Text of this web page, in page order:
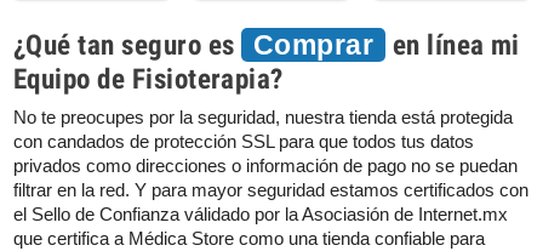
¿Qué tan seguro es Comprar
en línea mi
Equipo de Fisioterapia?
No te preocupes por la seguridad, nuestra tienda está protegida
con candados de protección SSL para que todos tus datos
privados como direcciones o información de pago no se puedan
filtrar en la red. Y para mayor seguridad estamos certificados con
el Sello de Confianza válidado por la Asociasión de Internet.mx
que certifica a Médica Store como una tienda confiable para